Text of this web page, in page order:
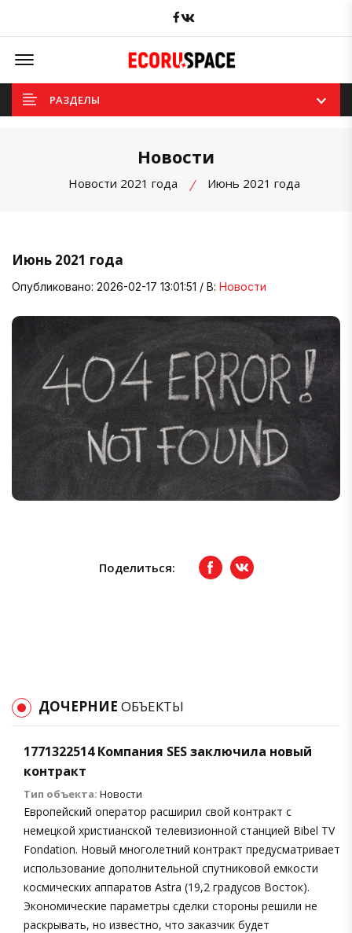
Facebook
Offcanvas Menu Open
РАЗДЕЛЫ
Новости
Новости 2021 года Июнь 2021 года
Июнь 2021 года
Опубликовано: 2026-02-17 13:01:51 / В: Новости
Поделиться: FacebookвКонтакте
ДОЧЕРНИЕ ОБЪЕКТЫ
1771322514 Компания SES заключила новый
контракт
Тип объекта: Новости
Европейский оператор расширил свой контракт с
немецкой христианской телевизионной станцией Bibel TV
Fondation. Новый многолетний контракт предусматривает
использование дополнительной спутниковой емкости
космических аппаратов Astra (19,2 градусов Восток).
Экономические параметры сделки стороны решили не
раскрывать, но известно, что заказчик будет